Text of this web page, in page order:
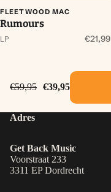
FLEETWOOD MAC
Rumours
LP €21,99
€59,95 €39,95
Adres
Get Back Music
Voorstraat 233
3311 EP Dordrecht